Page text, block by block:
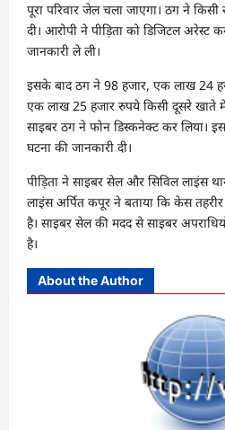
पूरा परिवार जेल चला जाएगा। ठग ने
दी। आरोपी ने पीड़िता को डिजिटल
जानकारी ले ली।
इसके बाद ठग ने 98 हजार, एक लाख 24
एक लाख 25 हजार रुपये किसी दूसरे खाते
साइबर ठग ने फोन डिस्कनेक्ट कर लिया।
घटना की जानकारी दी।
पीड़िता ने साइबर सेल और सिविल लाइंस
लाइंस अर्पित कपूर ने बताया कि केस
है। साइबर सेल की मदद से साइबर
है।
About the Author